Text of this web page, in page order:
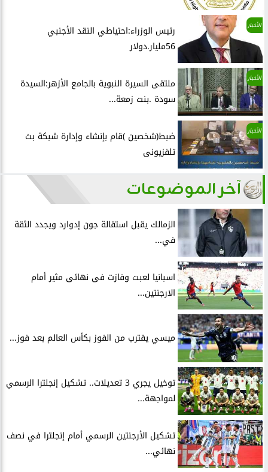
الأخبار
رئيس الوزراء:احتياطي النقد الأجنبي
56مليار.دولار
الأخبار
ملتقى السيرة النبوية بالجامع الأزهر:السيدة
سودة .بنت زمعة...
الأخبار
ضبط(شخصين )قام بإنشاء وإدارة شبكة بث
تلفزيونى
آخر الموضوعات
الزمالك يقبل استقالة جون إدوارد ويجدد الثقة
في...
اسبانيا لعبت وفازت فى نهائى مثير أمام
الارجنتين...
ميسي يقترب من الفوز بكأس العالم بعد فوز...
توخيل يجري 3 تعديلات.. تشكيل إنجلترا الرسمي
لمواجهة...
تشكيل الأرجنتين الرسمي أمام إنجلترا في نصف
نهائي...